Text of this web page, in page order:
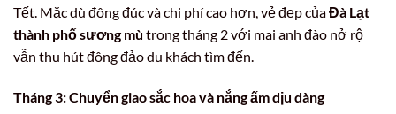
Tết. Mặc dù đông đúc và chi phí cao hơn, vẻ đẹp củaĐà Lạt
thành phố sương mù trong tháng 2 với mai anh đào nở rộ
vẫn thu hút đông đảo du khách tìm đến.
Tháng 3: Chuyển giao sắc hoa và nắng ấm dịu dàng